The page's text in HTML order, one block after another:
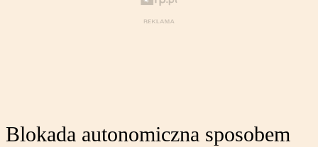
Blokada autonomiczna sposobem